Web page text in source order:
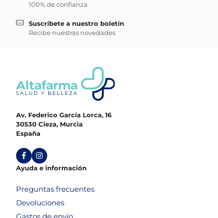
100% de confianza
Suscríbete a nuestro boletín
Recibe nuestras novedades
Av. Federico García Lorca, 16
30530 Cieza, Murcia
España
Ayuda e información
Preguntas frecuentes
Devoluciones